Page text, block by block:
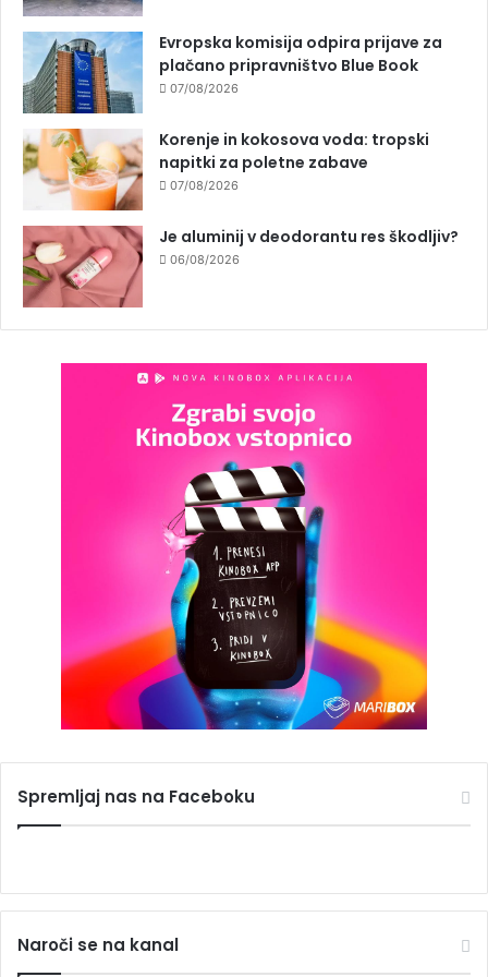
Evropska komisija odpira prijave za
plačano pripravništvo Blue Book
07/08/2026
Korenje in kokosova voda: tropski
napitki za poletne zabave
07/08/2026
Je aluminij v deodorantu res škodljiv?
06/08/2026
Spremljaj nas na Faceboku
Naroči se na kanal